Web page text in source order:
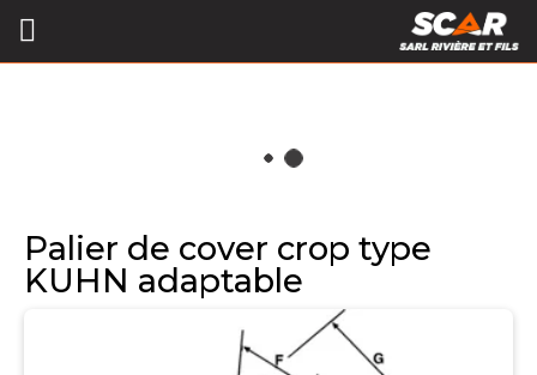
Palier de cover crop type
KUHN adaptable